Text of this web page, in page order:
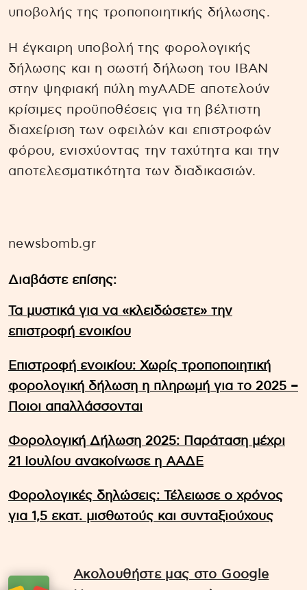
υποβολής της τροποποιητικής δήλωσης.
Η έγκαιρη υποβολή της φορολογικής
δήλωσης και η σωστή δήλωση του IBAN
στην ψηφιακή πύλη myAADE αποτελούν
κρίσιμες προϋποθέσεις για τη βέλτιστη
διαχείριση των οφειλών και επιστροφών
φόρου, ενισχύοντας την ταχύτητα και την
αποτελεσματικότητα των διαδικασιών.
newsbomb.gr
Διαβάστε επίσης:
Τα μυστικά για να «κλειδώσετε» την
επιστροφή ενοικίου
Επιστροφή ενοικίου: Χωρίς τροποποιητική
φορολογική δήλωση η πληρωμή για το 2025 –
Ποιοι απαλλάσσονται
Φορολογική Δήλωση 2025: Παράταση μέχρι
21 Ιουλίου ανακοίνωσε η ΑΑΔΕ
Φορολογικές δηλώσεις: Τέλειωσε ο χρόνος
για 1,5 εκατ. μισθωτούς και συνταξιούχους
Ακολουθήστε μας στο Google